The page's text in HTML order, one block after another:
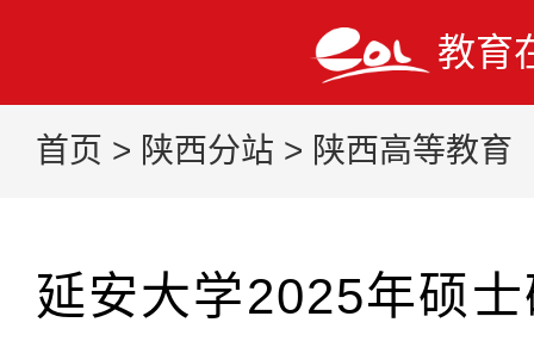
教育
首页 > 陕西分站 > 陕西高等教育
延安大学2025年硕